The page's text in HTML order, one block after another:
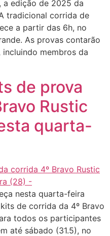
a edição de 2025 da
tradicional corrida de
a partir das 6h, no
As provas contarão
membros da
de prova
Rustic
quarta-
nesta quarta-feira
de corrida da 4º Bravo
todos os participantes
até sábado (31.5), no